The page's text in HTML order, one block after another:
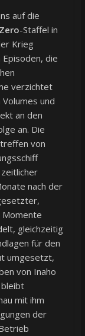
auf die
-Staffel in
Krieg
die
verzichtet
und
an den
an. Die
von
nach der
Momente
gleichzeitig
für den
umgesetzt,
von Inaho
bleibt
mit ihm
der